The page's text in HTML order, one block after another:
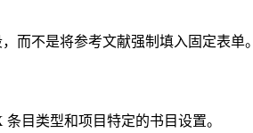
而不是将参考文献强制填入固定表单。
目类型和项目特定的书目设置。